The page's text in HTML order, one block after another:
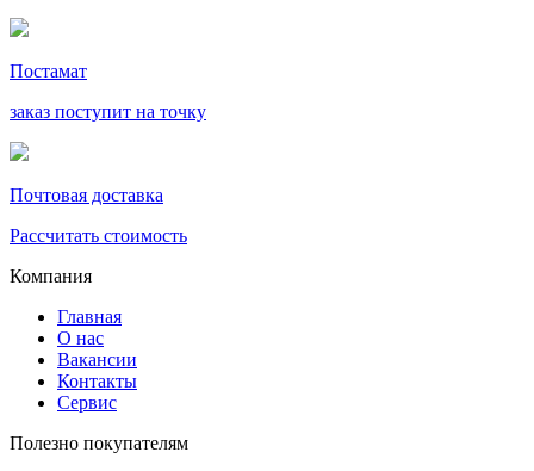
Постамат
заказ поступит на точку
Почтовая доставка
Рассчитать стоимость
Компания
Главная
О нас
Вакансии
Контакты
Сервис
Полезно покупателям